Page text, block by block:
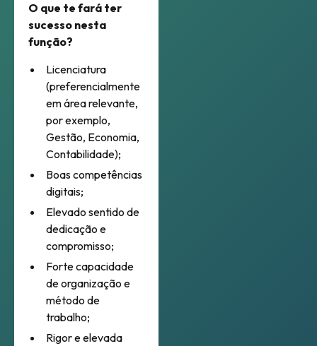
O que te fará ter
sucesso nesta
função?
Licenciatura
(preferencialmente
em área relevante,
por exemplo,
Gestão, Economia,
Contabilidade);
Boas competências
digitais;
Elevado sentido de
dedicação e
compromisso;
Forte capacidade
de organização e
método de
trabalho;
Rigor e elevada